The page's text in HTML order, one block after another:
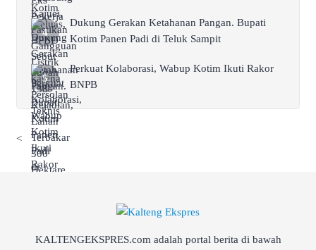
Dukung Gerakan Ketahanan Pangan. Bupati
Kotim Panen Padi di Teluk Sampit
Perkuat Kolaborasi, Wabup Kotim Ikuti Rakor
BNPB
<
KALTENGEKSPRES.com adalah portal berita di bawah